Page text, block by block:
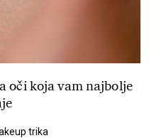
oči koja vam najbolje
trika